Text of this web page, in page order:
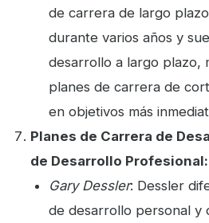
de carrera de largo
durante varios años y
desarrollo a largo plazo,
planes de carrera de
en objetivos más
Planes de Carrera de
de Desarrollo Profesional:
Gary Dessler: Dessler
de desarrollo personal y